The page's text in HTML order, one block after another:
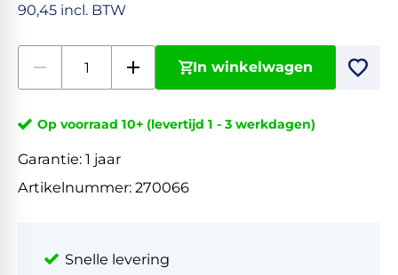
90,45 incl. BTW
In winkelwagen
Op voorraad 10+ (levertijd 1 - 3 werkdagen)
Garantie: 1 jaar
Artikelnummer: 270066
Snelle levering